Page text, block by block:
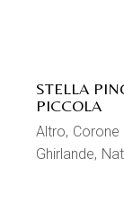
STELLA
PICCOLA
Altro Corone
Ghirlande